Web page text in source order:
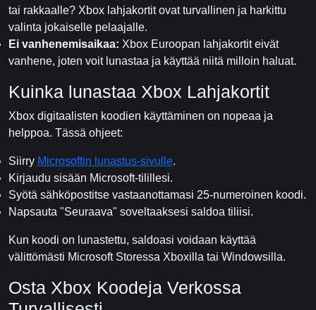
tai rakkaalle? Xbox lahjakortit ovat turvallinen ja harkittu
valinta jokaiselle pelaajalle.
Ei vanhenemisaikaa: Xbox Euroopan lahjakortit eivät
vanhene, joten voit lunastaa ja käyttää niitä milloin haluat.
Kuinka lunastaa Xbox Lahjakortit
Xbox digitaalisten koodien käyttäminen on nopeaa ja
helppoa. Tässä ohjeet:
Siirry Microsoftin lunastus-sivulle.
Kirjaudu sisään Microsoft-tilillesi.
Syötä sähköpostitse vastaanottamasi 25-numeroinen koodi.
Napsauta "Seuraava" soveltaaksesi saldoa tiliisi.
Kun koodi on lunastettu, saldoasi voidaan käyttää
välittömästi Microsoft Storessa Xboxilla tai Windowsilla.
Osta Xbox Koodeja Verkossa